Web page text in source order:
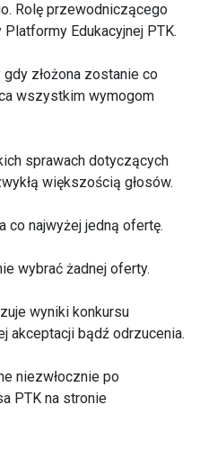
Rolę przewodniczącego
Edukacyjnej PTK.
złożona zostanie co
wszystkim wymogom
sprawach dotyczących
większością głosów.
co najwyżej jedną ofertę.
wybrać żadnej oferty.
wyniki konkursu
akceptacji bądź odrzucenia.
niezwłocznie po
PTK na stronie